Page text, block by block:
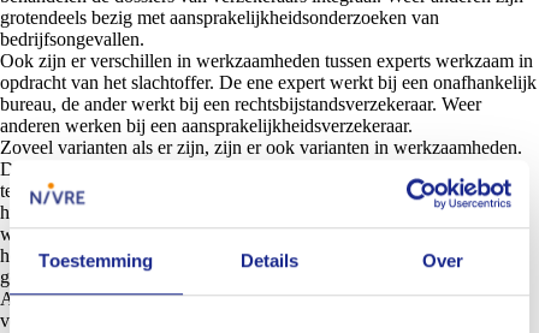
Toestemming Details Over
grotendeels bezig met aansprakelijkheidsonderzoeken van
bedrijfsongevallen.
Ook zijn er verschillen in werkzaamheden tussen experts werkzaam in
opdracht van het slachtoffer. De ene expert werkt bij een onafhankelijk
bureau, de ander werkt bij een rechtsbijstandsverzekeraar. Weer
anderen werken bij een aansprakelijkheidsverzekeraar.
Zoveel varianten als er zijn, zijn er ook varianten in werkzaamheden.
De ene expert werkt vanachter zijn bureau, via Teams of heeft
telefonisch contact met het slachtoffer. De andere expert legt een
huisbezoek af. De klassieke rol van buitendienst-expert bestaat nog
wel. Maar er zijn ook allerlei mengvormen. Het gebruik van Teams
heeft door de Coronapandemie een relevante toegevoegde waarde
gekregen.
Al deze verschillende werkzaamheden en communicatievormen
vergen ook andere kennis en vaardigheden van een expert.